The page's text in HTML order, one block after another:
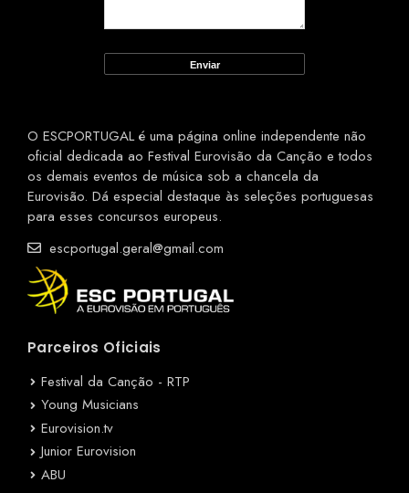
O ESCPORTUGAL é uma página online independente não
oficial dedicada ao Festival Eurovisão da Canção e todos
os demais eventos de música sob a chancela da
Eurovisão. Dá especial destaque às seleções portuguesas
para esses concursos europeus.
escportugal.geral@gmail.com
Parceiros Oficiais
Festival da Canção - RTP
Young Musicians
Eurovision.tv
Junior Eurovision
ABU